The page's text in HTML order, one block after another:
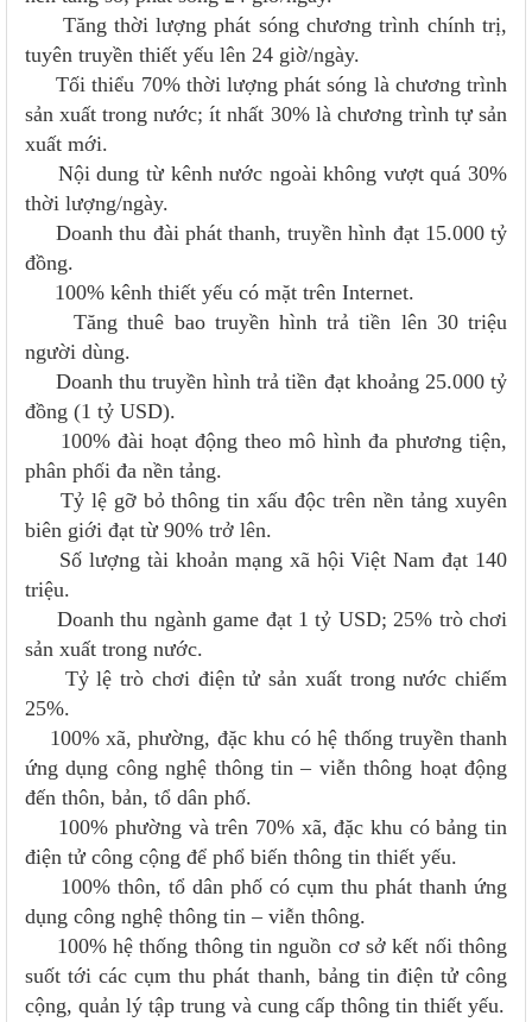
Tăng thời lượng phát sóng chương trình chính trị,
tuyên truyền thiết yếu lên 24 giờ/ngày.
Tối thiểu 70% thời lượng phát sóng là chương trình
sản xuất trong nước; ít nhất 30% là chương trình tự sản
xuất mới.
Nội dung từ kênh nước ngoài không vượt quá 30%
thời lượng/ngày.
Doanh thu đài phát thanh, truyền hình đạt 15.000 tỷ
đồng.
100% kênh thiết yếu có mặt trên Internet.
Tăng thuê bao truyền hình trả tiền lên 30 triệu
người dùng.
Doanh thu truyền hình trả tiền đạt khoảng 25.000 tỷ
đồng (1 tỷ USD).
100% đài hoạt động theo mô hình đa phương tiện,
phân phối đa nền tảng.
Tỷ lệ gỡ bỏ thông tin xấu độc trên nền tảng xuyên
biên giới đạt từ 90% trở lên.
Số lượng tài khoản mạng xã hội Việt Nam đạt 140
triệu.
Doanh thu ngành game đạt 1 tỷ USD; 25% trò chơi
sản xuất trong nước.
Tỷ lệ trò chơi điện tử sản xuất trong nước chiếm
25%.
100% xã, phường, đặc khu có hệ thống truyền thanh
ứng dụng công nghệ thông tin – viễn thông hoạt động
đến thôn, bản, tổ dân phố.
100% phường và trên 70% xã, đặc khu có bảng tin
điện tử công cộng để phổ biến thông tin thiết yếu.
100% thôn, tổ dân phố có cụm thu phát thanh ứng
dụng công nghệ thông tin – viễn thông.
100% hệ thống thông tin nguồn cơ sở kết nối thông
suốt tới các cụm thu phát thanh, bảng tin điện tử công
cộng, quản lý tập trung và cung cấp thông tin thiết yếu.